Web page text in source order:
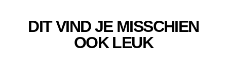
DIT VIND JE MISSCHIEN
OOK LEUK